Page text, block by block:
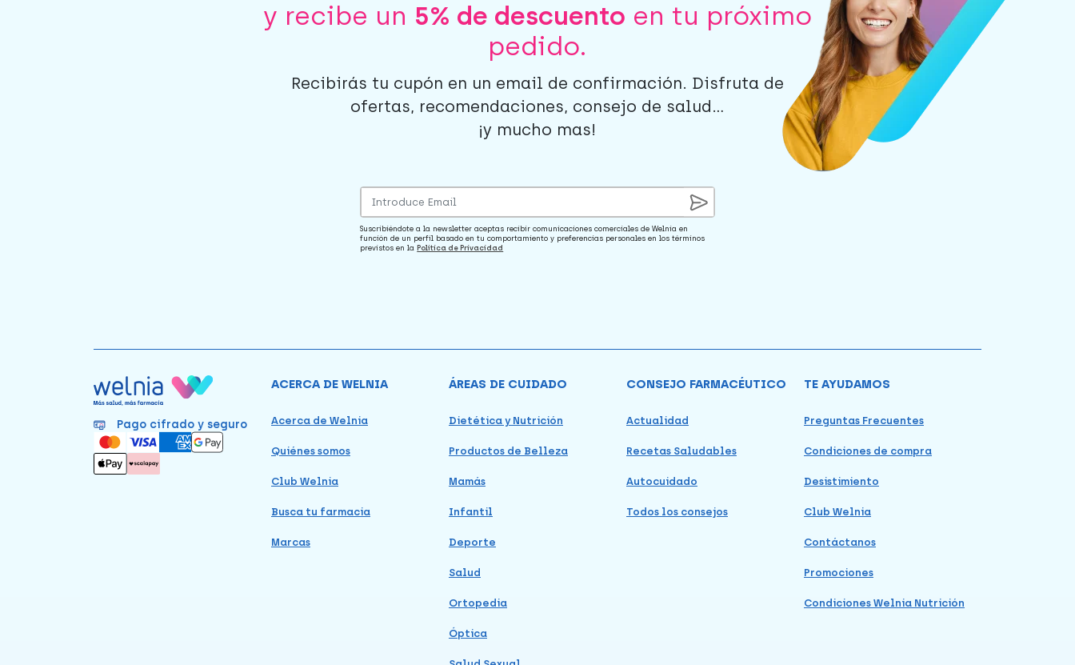
y recibe un 5% de descuento en tu próximo
pedido.
Recibirás tu cupón en un email de confirmación. Disfruta de
ofertas, recomendaciones, consejo de salud...
¡y mucho mas!
Suscribiéndote a la newsletter aceptas recibir comunicaciones comerciales de Welnia en
función de un perfil basado en tu comportamiento y preferencias personales en los términos
previstos en laPolítica de Privacidad
Pago cifrado y seguro
ACERCA DE WELNIA
Acerca de Welnia
Quiénes somos
Club Welnia
Busca tu farmacia
Marcas
ÁREAS DE CUIDADO
Dietética y Nutrición
Productos de Belleza
Mamás
Infantil
Deporte
Salud
Ortopedia
Óptica
CONSEJO FARMACÉUTICO
Actualidad
Recetas Saludables
Autocuidado
Todos los consejos
TE AYUDAMOS
Preguntas Frecuentes
Condiciones de compra
Desistimiento
Club Welnia
Contáctanos
Promociones
Condiciones Welnia Nutrición